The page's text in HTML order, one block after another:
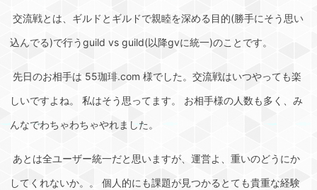
交流戦とは、ギルドとギルドで親睦を深める目的(勝手にそう思い
込んでる)で行うguild vs guild(以降gvに統一)のことです。
先日のお相手は 55珈琲.com 様でした。交流戦はいつやっても楽
しいですよね。 私はそう思ってます。 お相手様の人数も多く、み
んなでわちゃわちゃやれました。
あとは全ユーザー統一だと思いますが、運営よ、重いのどうにか
してくれないか。。 個人的にも課題が見つかるとても貴重な経験